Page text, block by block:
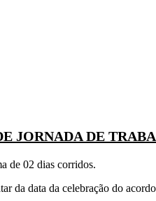
JORNADA DE
de 02 dias corridos.
da data da celebração do